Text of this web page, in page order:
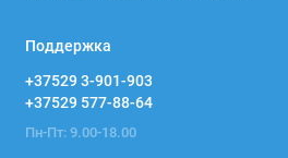
Поддержка
+37529 3-901-903
+37529 577-88-64
Пн-Пт: 9.00-18.00